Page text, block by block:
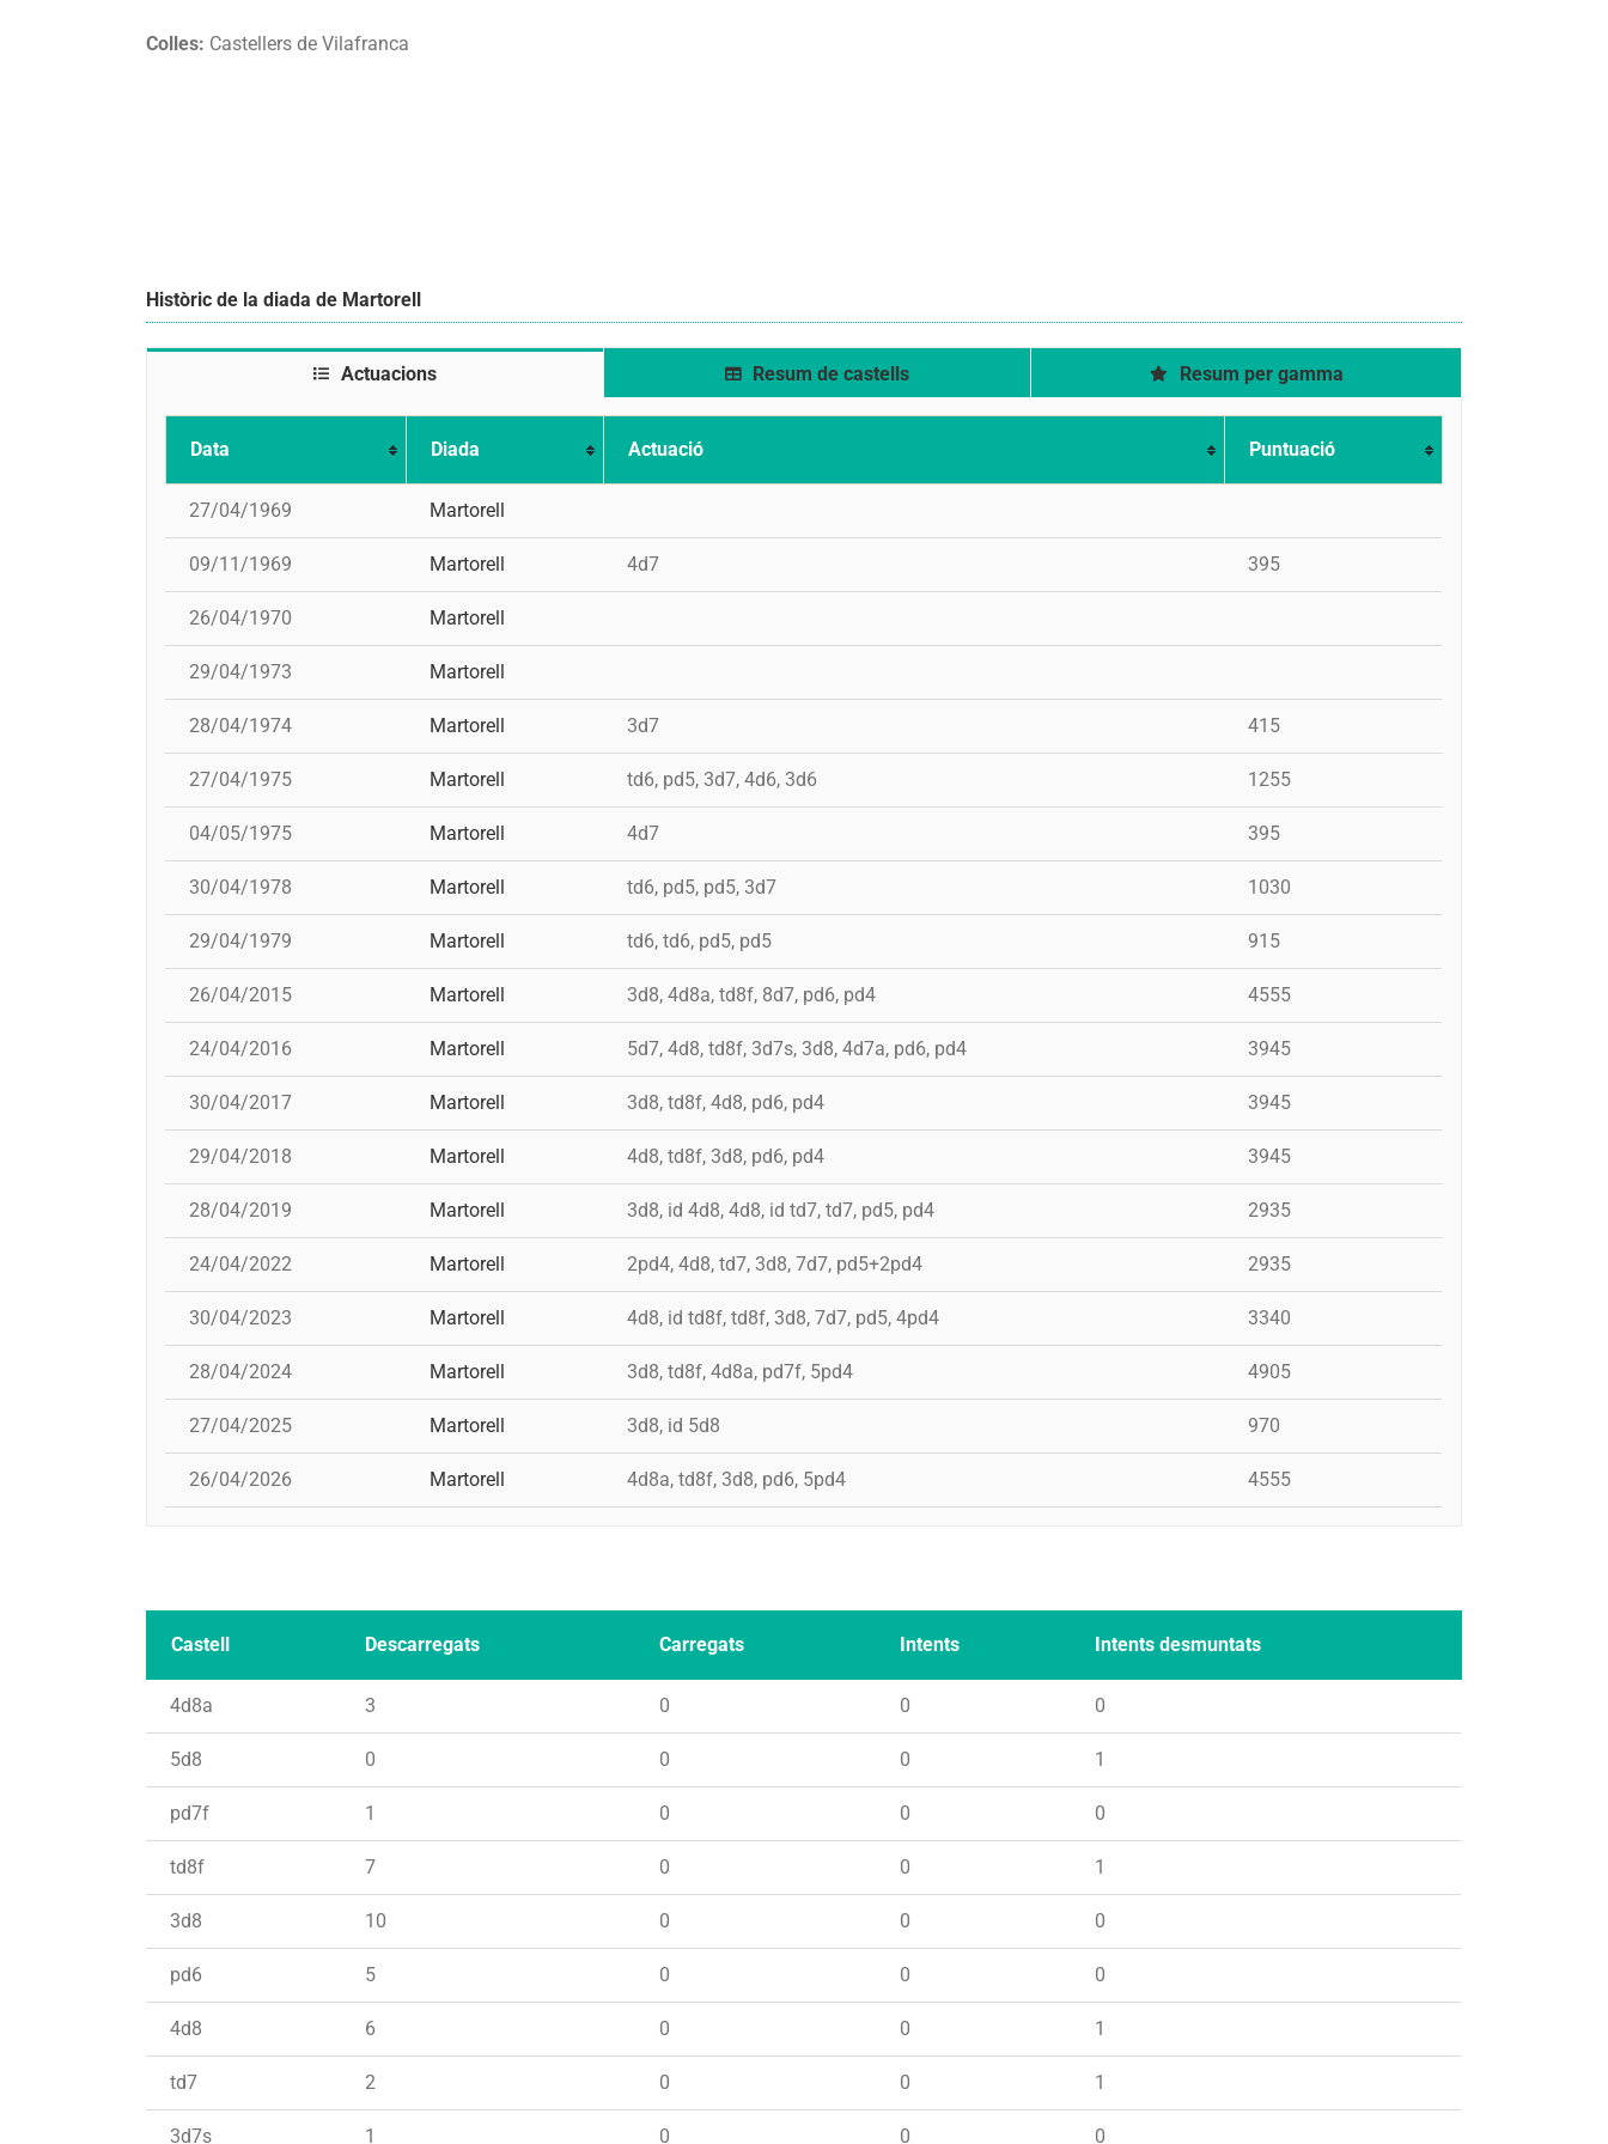
Colles: Castellers de Vilafranca
Històric de la diada de Martorell
Actuacions Resum de castells Resum per gamma
Data Diada Actuació Puntuació
27/04/1969 Martorell
09/11/1969 Martorell 4d7 395
26/04/1970 Martorell
29/04/1973 Martorell
28/04/1974 Martorell 3d7 415
27/04/1975 Martorell td6, pd5, 3d7, 4d6, 3d6 1255
04/05/1975 Martorell 4d7 395
30/04/1978 Martorell td6, pd5, pd5, 3d7 1030
29/04/1979 Martorell td6, td6, pd5, pd5 915
26/04/2015 Martorell 3d8, 4d8a, td8f, 8d7, pd6, pd4 4555
24/04/2016 Martorell 5d7, 4d8, td8f, 3d7s, 3d8, 4d7a, pd6, pd4 3945
30/04/2017 Martorell 3d8, td8f, 4d8, pd6, pd4 3945
29/04/2018 Martorell 4d8, td8f, 3d8, pd6, pd4 3945
28/04/2019 Martorell 3d8, id 4d8, 4d8, id td7, td7, pd5, pd4 2935
24/04/2022 Martorell 2pd4, 4d8, td7, 3d8, 7d7, pd5+2pd4 2935
30/04/2023 Martorell 4d8, id td8f, td8f, 3d8, 7d7, pd5, 4pd4 3340
28/04/2024 Martorell 3d8, td8f, 4d8a, pd7f, 5pd4 4905
27/04/2025 Martorell 3d8, id 5d8 970
26/04/2026 Martorell 4d8a, td8f, 3d8, pd6, 5pd4 4555
Castell Descarregats Carregats Intents Intents desmuntats
4d8a 3 0 0 0
5d8 0 0 0 1
pd7f 1 0 0 0
td8f 7 0 0 1
3d8 10 0 0 0
pd6 5 0 0 0
4d8 6 0 0 1
td7 2 0 0 1
3d7s 1 0 0 0